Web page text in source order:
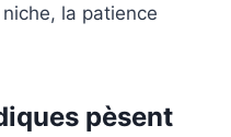
la patience
pèsent